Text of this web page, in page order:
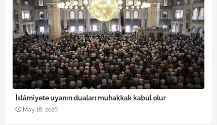
İslâmiyete uyanın duaları muhakkak kabul olur
May 18, 2026